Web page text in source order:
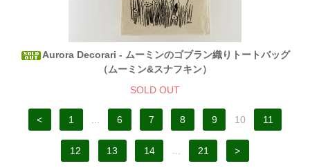
Aurora Decorari - ムーミンのゴブラン織りトートバッグ
（ムーミン&スナフキン）
SOLD OUT
< 1 6 7 8 9 10 11
12 13 14 21 >